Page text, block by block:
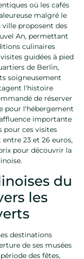
où les cafés
malgré le
ville proposent des
An, permettant
culinaires
guidées à pied
de Berlin,
soigneusement
l'histoire
de réserver
pour l'hébergement
importante
pour ces visites
23 et 26 euros,
pour découvrir la
du
les
destinations
de ses musées
des fêtes,